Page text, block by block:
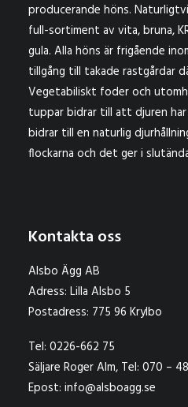
producerande höns.
full-sortiment av vita, bruna,
gula. Alla höns är frigående
tillgång till takade rastgårdar
Vegetabiliskt foder och
tuppar bidrar till att djuren har
bidrar till en naturlig
flockarna och det ger i
Kontakta oss
Alsbo Ägg AB
Adress: Lilla Alsbo 5
Postadress: 775 96 Krylbo
Tel: 0226-662 75
Säljare Roger Alm, Tel: 070 –
Epost: info@alsboagg.se